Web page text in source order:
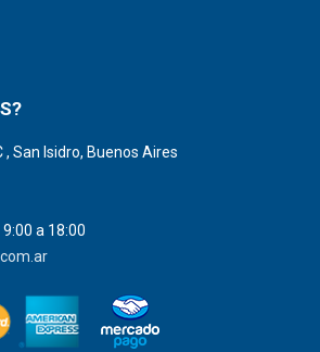
, San Isidro, Buenos Aires
a 18:00